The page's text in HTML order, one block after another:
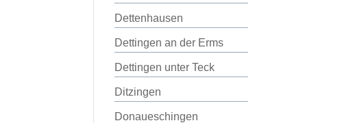
Dettenhausen
Dettingen an der Erms
Dettingen unter Teck
Ditzingen
Donaueschingen